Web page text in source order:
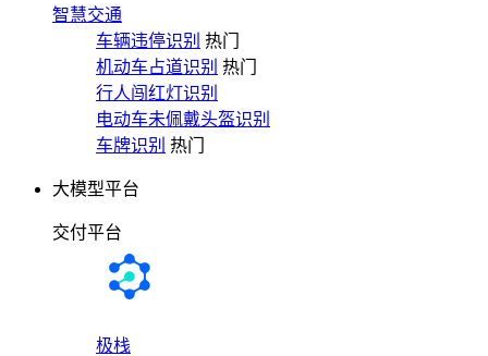
智慧交通
车辆违停识别 热门
机动车占道识别 热门
行人闯红灯识别
电动车未佩戴头盔识别
车牌识别 热门
大模型平台
交付平台
极栈